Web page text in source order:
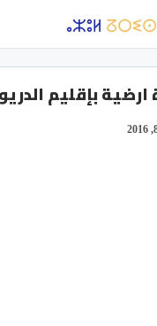
بإقليم